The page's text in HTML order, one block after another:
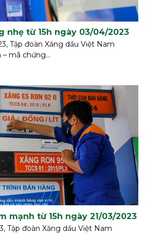
nhẹ từ 15h ngày 03/04/2023
Tập đoàn Xăng dầu Việt Nam
mã chứng...
mạnh từ 15h ngày 21/03/2023
Tập đoàn Xăng dầu Việt Nam